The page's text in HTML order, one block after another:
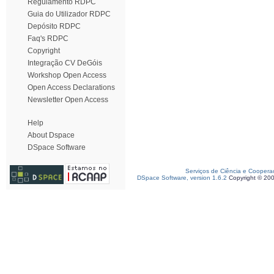
Regulamento RDPC
Guia do Utilizador RDPC
Depósito RDPC
Faq's RDPC
Copyright
Integração CV DeGóis
Workshop Open Access
Open Access Declarations
Newsletter Open Access
Help
About Dspace
DSpace Software
Serviços de Ciência e
DSpace Software, version 1.6.2 Copyright ©